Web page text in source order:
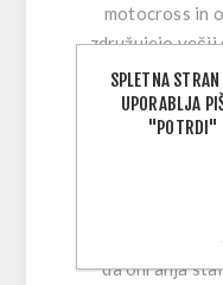
motocross in
združujejo večji
blažilnimi
udarce in
utrujenosti rok
Ko se razmere
—je površinski
da ohranja
SPLETNA
UPORABLJA
"POTRDI"